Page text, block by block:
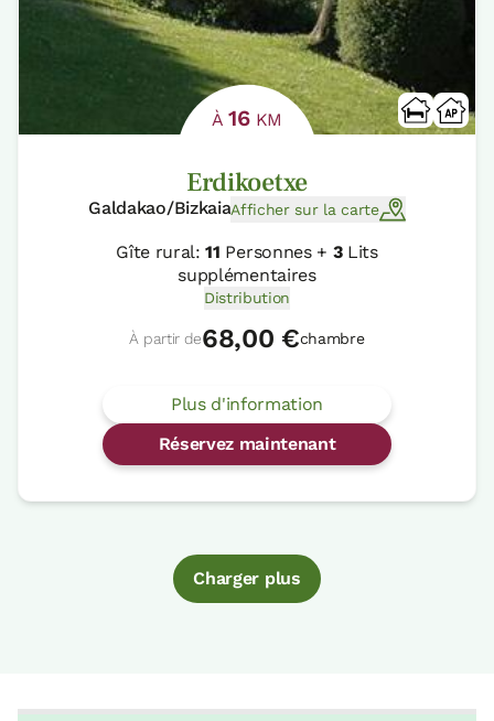
À16KM
Erdikoetxe
Galdakao/BizkaiaAfficher sur la carte
Gîte rural:11 Personnes + 3Lits
supplémentaires
Distribution
À partir de68,00 €chambre
Plus d'information
Réservez maintenant
Charger plus